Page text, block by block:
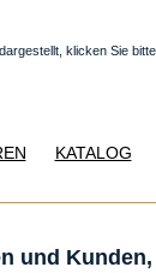
klicken Sie bitte
KATALOG
und Kunden,